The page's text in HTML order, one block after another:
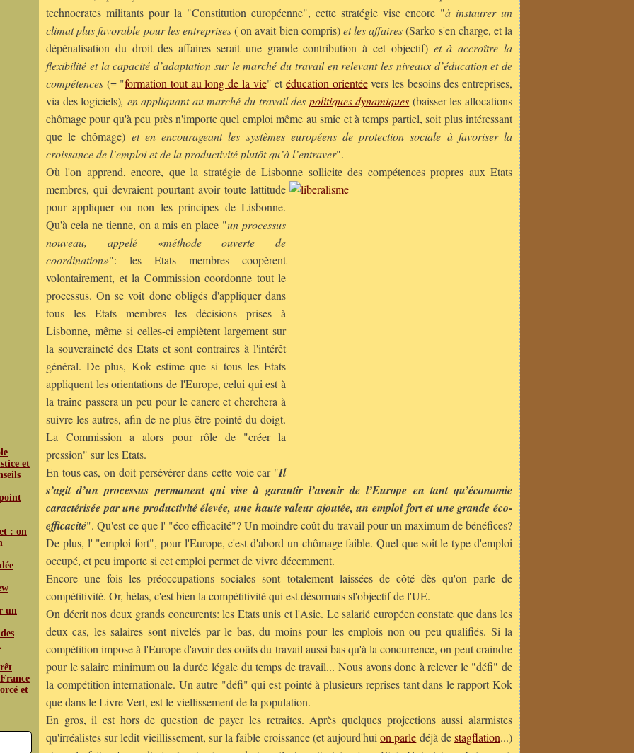
et
: on
un
et
technocrates militants pour la "Constitution européenne", cette stratégie vise encore "à instaurer un
climat plus favorable pour les entreprises( on avait bien compris)et les affaires(Sarko s'en charge, et la
dépénalisation du droit des affaires serait une grande contribution à cet objectif) et à accroître la
flexibilité et la capacité d’adaptation sur le marché du travail en relevant les niveaux d’éducation et de
compétences (= "formation tout au long de la vie" et éducation orientéevers les besoins des entreprises,
via des logiciels), en appliquant au marché du travail des politiques dynamiques (baisser les allocations
chômage pour qu'à peu près n'importe quel emploi même au smic et à temps partiel, soit plus intéressant
que le chômage) et en encourageant les systèmes européens de protection sociale à favoriser la
croissance de l’emploi et de la productivité plutôt qu’à l’entraver".
Où l'on apprend, encore, que la stratégie de Lisbonne sollicite des compétences propres aux Etats
membres, qui devraient pourtant avoir toute lattitude
pour appliquer ou non les principes de Lisbonne.
Qu'à cela ne tienne, on a mis en place "un processus
nouveau, appelé «méthode ouverte de
coordination»": les Etats membres coopèrent
volontairement, et la Commission coordonne tout le
processus. On se voit donc obligés d'appliquer dans
tous les Etats membres les décisions prises à
Lisbonne, même si celles-ci empiètent largement sur
la souveraineté des Etats et sont contraires à l'intérêt
général. De plus, Kok estime que si tous les Etats
appliquent les orientations de l'Europe, celui qui est à
la traîne passera un peu pour le cancre et cherchera à
suivre les autres, afin de ne plus être pointé du doigt.
La Commission a alors pour rôle de "créer la
pression" sur les Etats.
En tous cas, on doit persévérer dans cette voie car "Il
s’agit d’un processus permanent qui vise à garantir l’avenir de l’Europe en tant qu’économie
caractérisée par une productivité élevée, une haute valeur ajoutée, un emploi fort et une grande éco-
efficacité". Qu'est-ce que l' "éco efficacité"? Un moindre coût du travail pour un maximum de bénéfices?
De plus, l' "emploi fort", pour l'Europe, c'est d'abord un chômage faible. Quel que soit le type d'emploi
occupé, et peu importe si cet emploi permet de vivre décemment.
Encore une fois les préoccupations sociales sont totalement laissées de côté dès qu'on parle de
compétitivité. Or, hélas, c'est bien la compétitivité qui est désormais sl'objectif de l'UE.
On décrit nos deux grands concurents: les Etats unis et l'Asie. Le salarié européen constate que dans les
deux cas, les salaires sont nivelés par le bas, du moins pour les emplois non ou peu qualifiés. Si la
compétition impose à l'Europe d'avoir des coûts du travail aussi bas qu'à la concurrence, on peut craindre
pour le salaire minimum ou la durée légale du temps de travail... Nous avons donc à relever le "défi" de
la compétition internationale. Un autre "défi" qui est pointé à plusieurs reprises tant dans le rapport Kok
que dans le Livre Vert, est le viellissement de la population.
En gros, il est hors de question de payer les retraites. Après quelques projections aussi alarmistes
qu'irréalistes sur ledit vieillissement, sur la faible croissance (et aujourd'huion parle déjà destagflation...)